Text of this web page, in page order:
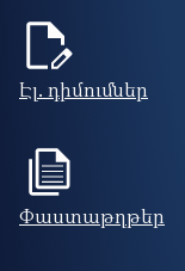
Էլ. դիմումներ
Փաստաթղթեր